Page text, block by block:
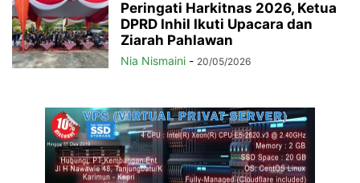
Peringati Harkitnas 2026, Ketua
DPRD Inhil Ikuti Upacara dan
Ziarah Pahlawan
Nia Nismaini - 20/05/2026